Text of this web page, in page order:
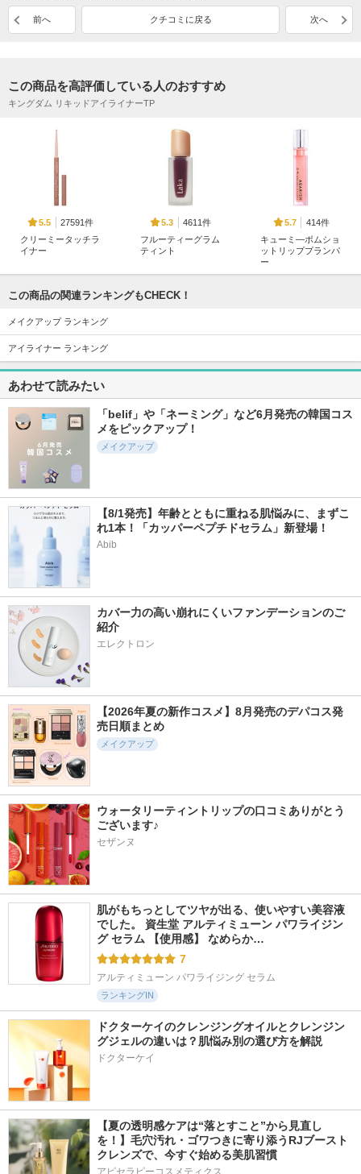
前へ クチコミに戻る 次へ
この商品を高評価している人のおすすめ
キングダム リキッドアイライナーTP
5.5
27591件
クリーミータッチラ
イナー
5.3
4611件
フルーティーグラム
ティント
5.7
414件
キューミ―ボムショ
ットリッププランパ
ー
5.7
1031件
ジューシーベリープ
ランピングリップオ
イル
ハンオールブロウカ
ラ
rom&nd
フィー 3Dボリュー
ミンググロス
5.1
影色リップメイカー
セザンヌ
5.4
29098件
リップモンスター
ケイト
ハイパーリフトマス
カラ
D-UP(ディーアップ)
カールフィックスマ
スカラ
22084件
超細芯アイブロウ
セザンヌ
コスメデコルテ
この商品の関連ランキングもCHECK！
メイクアップ ランキング
アイライナー ランキング
あわせて読みたい
「belif」や「ネーミング」など6月発売の韓国コス
メをピックアップ！
メイクアップ
【8/1発売】年齢とともに重ねる肌悩みに、まずこ
れ1本！「カッパーペプチドセラム」新登場！
Abib
カバー力の高い崩れにくいファンデーションのご
紹介
エレクトロン
【2026年夏の新作コスメ】8月発売のデパコス発
売日順まとめ
メイクアップ
ウォータリーティントリップの口コミありがとう
ございます♪
セザンヌ
肌がもちっとしてツヤが出る、使いやすい美容液
でした。 資生堂 アルティミューン パワライジン
グ セラム 【使用感】 なめらか…
7
アルティミューン パワライジング セラム
ランキングIN
ドクターケイのクレンジングオイルとクレンジン
グジェルの違いは？肌悩み別の選び方を解説
ドクターケイ
【夏の透明感ケアは“落とすこと”から見直し
を！】毛穴汚れ・ゴワつきに寄り添うRJブースト
クレンズで、今すぐ始める美肌習慣
アピセラピーコスメティクス